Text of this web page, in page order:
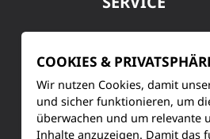
Training &
COOKIES &
Wir nutzen Cookies, damit
und sicher funktionieren, um
überwachen und um relevante
Inhalte anzuzeigen. Damit das